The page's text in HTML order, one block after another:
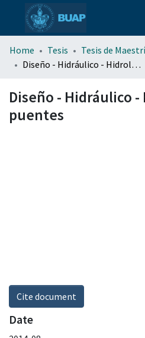
menu.section.about_menu
Home Tesis
Tesis de
Diseño - Hidráulico - Hidrológico de puentes
Diseño - Hidráulico
puentes
Cite document
Date